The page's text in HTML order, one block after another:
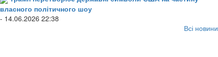
власного політичного шоу
- 14.06.2026 22:38
Всі новини